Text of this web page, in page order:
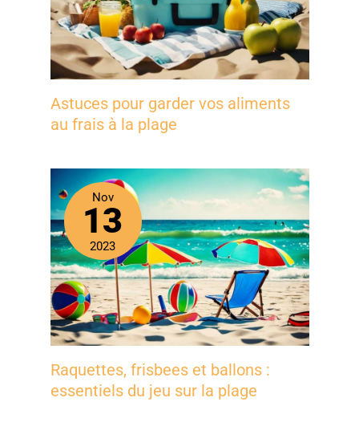
Astuces pour garder vos aliments
au frais à la plage
Nov
13
2023
Raquettes, frisbees et ballons :
essentiels du jeu sur la plage